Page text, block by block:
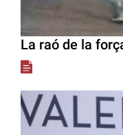
La raó de la